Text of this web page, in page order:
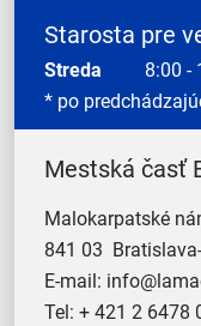
Starosta pre
Streda 8:00 -
* po
Mestská časť
Malokarpatské
841 03
E-mail:
Tel: + 421 2 6478